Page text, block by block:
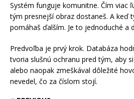
Systém funguje komunitne. Čím viac
tým presnejší obraz dostaneš. A keď
pomáhaš ďalším. Je to jednoduché a
Predvoľba je prvý krok. Databáza
tvoria slušnú ochranu pred tým, aby
alebo naopak zmeškával dôležité
nevedel, čo za číslom stojí.